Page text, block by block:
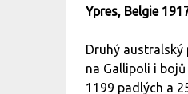
Ypres, Belgie
Druhý australský
na Gallipoli i
1199 padlých a